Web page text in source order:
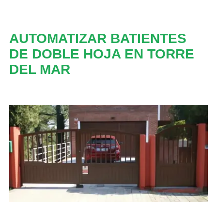
AUTOMATIZAR BATIENTES
DE DOBLE HOJA EN TORRE
DEL MAR